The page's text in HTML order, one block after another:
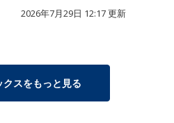
2026年7月29日 12:17 更新
クスをもっと見る